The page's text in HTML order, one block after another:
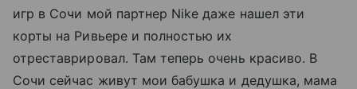
игр в Сочи мой партнер Nike даже нашел эти
корты на Ривьере и полностью их
отреставрировал. Там теперь очень красиво. В
Сочи сейчас живут мои бабушка и дедушка, мама